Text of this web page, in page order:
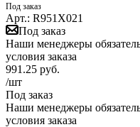
Под заказ
Арт.: R951X021
Под заказ
Наши менеджеры
условия заказа
991.25 руб.
/шт
Под заказ
Наши менеджеры
условия заказа